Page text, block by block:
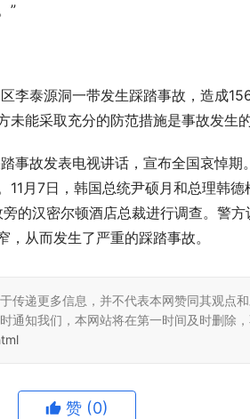
”
李泰源洞一带发生踩踏事故，造成
能采取充分的防范措施是事故发生的
事故发表电视讲话，宣布全国哀悼期
月7日，韩国总统尹硕月和总理韩
的汉密尔顿酒店总裁进行调查。警
从而发生了严重的踩踏事故。
传递更多信息，并不代表本网赞同其观点
通知我们，本网站将在第一时间及时删除
赞 (0)